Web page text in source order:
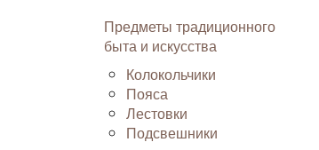
Предметы традиционного
быта и искусства
Колокольчики
Пояса
Лестовки
Подсвешники